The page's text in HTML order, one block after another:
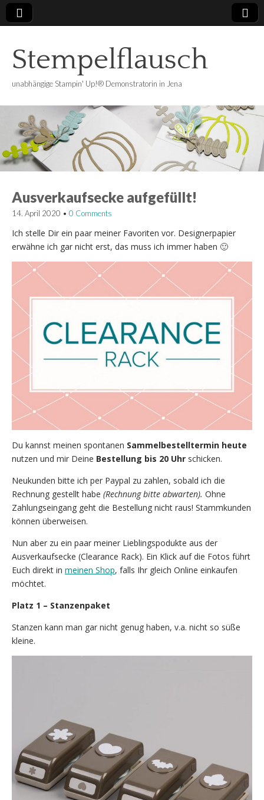
Stempelflausch
unabhängige Stampin' Up!® Demonstratorin in Jena
Ausverkaufsecke aufgefüllt!
14. April 2020 • 0 Comments
Ich stelle Dir ein paar meiner Favoriten vor. Designerpapier
erwähne ich gar nicht erst, das muss ich immer haben 🙂
Du kannst meinen spontanen Sammelbestelltermin heute
nutzen und mir Deine Bestellung bis 20 Uhr schicken.
Neukunden bitte ich per Paypal zu zahlen, sobald ich die
Rechnung gestellt habe (Rechnung bitte abwarten). Ohne
Zahlungseingang geht die Bestellung nicht raus! Stammkunden
können überweisen.
Nun aber zu ein paar meiner Lieblingspodukte aus der
Ausverkaufsecke (Clearance Rack). Ein Klick auf die Fotos führt
Euch direkt in meinen Shop, falls Ihr gleich Online einkaufen
möchtet.
Platz 1 – Stanzenpaket
Stanzen kann man gar nicht genug haben, v.a. nicht so süße
kleine.